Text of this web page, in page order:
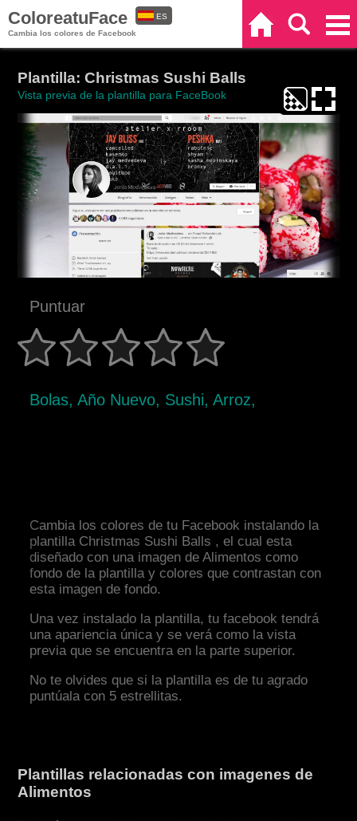
ColoreatuFace
Cambia los colores de Facebook
ES
Plantilla: Christmas Sushi Balls
Vista previa de la plantilla para FaceBook
Puntuar
Bolas, Año Nuevo, Sushi, Arroz,
Cambia los colores de tu Facebook instalando la
plantilla Christmas Sushi Balls , el cual esta
diseñado con una imagen de Alimentos como
fondo de la plantilla y colores que contrastan con
esta imagen de fondo.
Una vez instalado la plantilla, tu facebook tendrá
una apariencia única y se verá como la vista
previa que se encuentra en la parte superior.
No te olvides que si la plantilla es de tu agrado
puntúala con 5 estrellitas.
Plantillas relacionadas con imagenes de
Alimentos